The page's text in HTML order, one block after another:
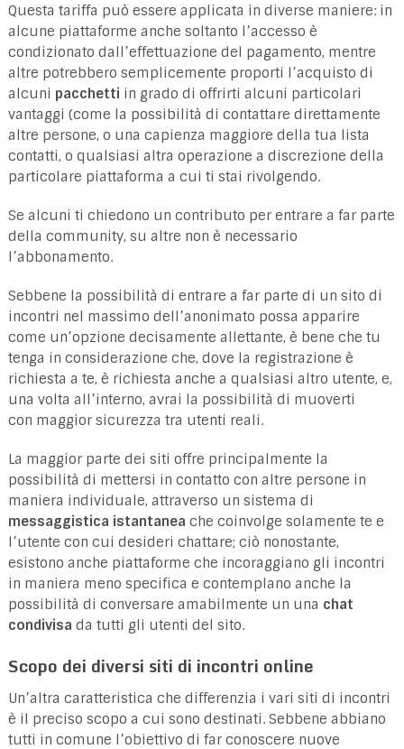
Questa tariffa può essere applicata in diverse maniere: in
alcune piattaforme anche soltanto l’accesso è
condizionato dall’effettuazione del pagamento, mentre
altre potrebbero semplicemente proporti l’acquisto di
alcuni pacchetti in grado di offrirti alcuni particolari
vantaggi (come la possibilità di contattare direttamente
altre persone, o una capienza maggiore della tua lista
contatti, o qualsiasi altra operazione a discrezione della
particolare piattaforma a cui ti stai rivolgendo.
Se alcuni ti chiedono un contributo per entrare a far parte
della community, su altre non è necessario
l’abbonamento.
Sebbene la possibilità di entrare a far parte di un sito di
incontri nel massimo dell’anonimato possa apparire
come un’opzione decisamente allettante, è bene che tu
tenga in considerazione che, dove la registrazione è
richiesta a te, è richiesta anche a qualsiasi altro utente, e,
una volta all’interno, avrai la possibilità di muoverti
con maggior sicurezza tra utenti reali.
La maggior parte dei siti offre principalmente la
possibilità di mettersi in contatto con altre persone in
maniera individuale, attraverso un sistema di
messaggistica istantanea che coinvolge solamente te e
l’utente con cui desideri chattare; ciò nonostante,
esistono anche piattaforme che incoraggiano gli incontri
in maniera meno specifica e contemplano anche la
possibilità di conversare amabilmente un una chat
condivisa da tutti gli utenti del sito.
Scopo dei diversi siti di incontri online
Un’altra caratteristica che differenzia i vari siti di incontri
è il preciso scopo a cui sono destinati. Sebbene abbiano
tutti in comune l’obiettivo di far conoscere nuove